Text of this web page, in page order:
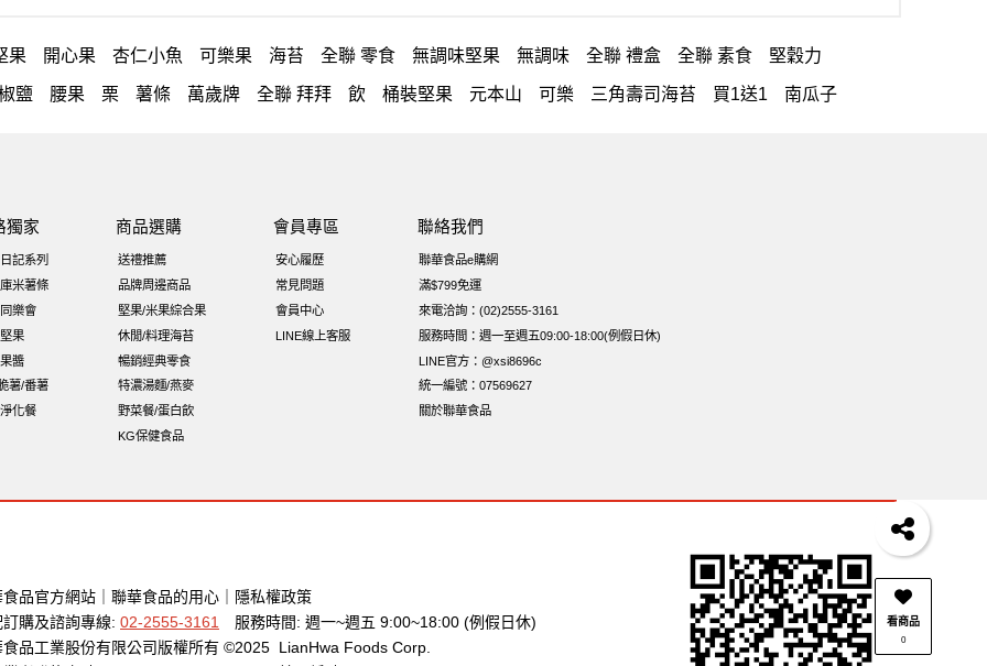
果 開心果 杏仁小魚 可樂果 海苔 全聯 零食 無調味堅果 無調味 全聯 禮盒 全聯 素食 堅穀力
鹽 腰果 栗 薯條 萬歲牌 全聯 拜拜 飲 桶裝堅果 元本山 可樂 三角壽司海苔 買1送1 南瓜子
脆三色丁 味付 萬歲牌-堅穀力 花生 萬歲牌 堅果補給隨行包33公克44 包
菜 紅棗 能量 Costco 萬歲牌堅果 60g
獨家
記系列
米薯條
樂會
果
醬
薯/番薯
化餐
商品選購
送禮推薦
品牌周邊商品
堅果/米果綜合果
休閒/料理海苔
暢銷經典零食
特濃湯麵/燕麥
野菜餐/蛋白飲
KG保健食品
會員專區
安心履歷
常見問題
會員中心
LINE線上客服
聯絡我們
聯華食品e購網
滿$799免運
來電洽詢：(02)2555-3161
服務時間：週一至週五09:00-18:00(例假日休)
LINE官方：@xsi8696c
統一編號：07569627
關於聯華食品
食品官方網站 聯華食品的用心
隱私權政策
購及諮詢專線: 02-2555-3161
服務時間: 週一~週五 9:00~18:00 (例假日休)
食品工業股份有限公司版權所有 ©2025 LianHwa Foods Corp.
看商品
0